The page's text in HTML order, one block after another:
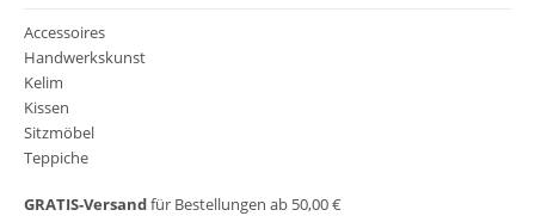
Accessoires
Handwerkskunst
Kelim
Kissen
Sitzmöbel
Teppiche
GRATIS-Versandfür Bestellungen ab 50,00 €